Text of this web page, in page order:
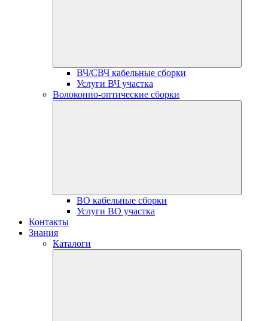
ВЧ/СВЧ кабельные сборки
Услуги ВЧ участка
Волоконно-оптические сборки
ВО кабельные сборки
Услуги ВО участка
Контакты
Знания
Каталоги